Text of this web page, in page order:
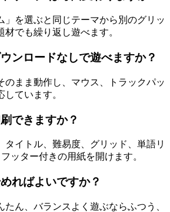
」を選ぶと同じテーマから別のグリッ
材でも繰り返し遊べます。
ンロードなしで遊べますか？
のまま動作し、マウス、トラックパッ
しています。
できますか？
タイトル、難易度、グリッド、単語リ
ッター付きの用紙を開けます。
ればよいですか？
ん、バランスよく遊ぶならふつう、